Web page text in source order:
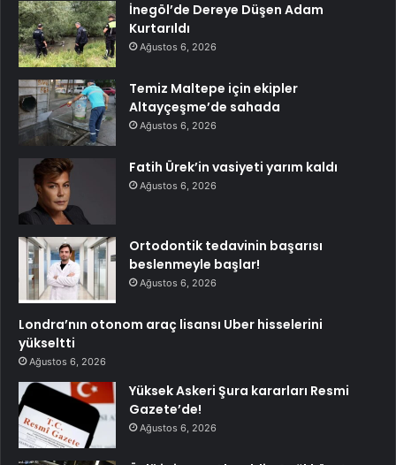
İnegöl’de Dereye Düşen Adam
Kurtarıldı
Ağustos 6, 2026
Temiz Maltepe için ekipler
Altayçeşme’de sahada
Ağustos 6, 2026
Fatih Ürek’in vasiyeti yarım kaldı
Ağustos 6, 2026
Ortodontik tedavinin başarısı
beslenmeyle başlar!
Ağustos 6, 2026
Londra’nın otonom araç lisansı Uber hisselerini
yükseltti
Ağustos 6, 2026
Yüksek Askeri Şura kararları Resmi
Gazete’de!
Ağustos 6, 2026